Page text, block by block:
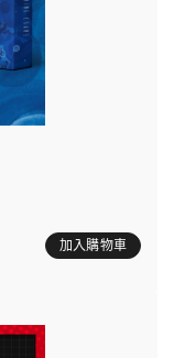
加入購物車